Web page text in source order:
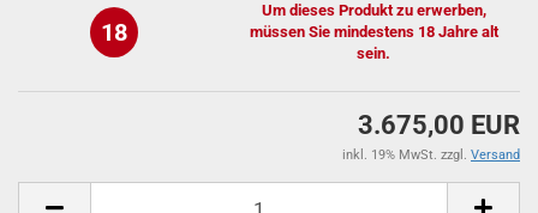
18
Um dieses Produkt zu erwerben,
müssen Sie mindestens 18 Jahre alt
sein.
3.675,00 EUR
inkl. 19% MwSt. zzgl. Versand